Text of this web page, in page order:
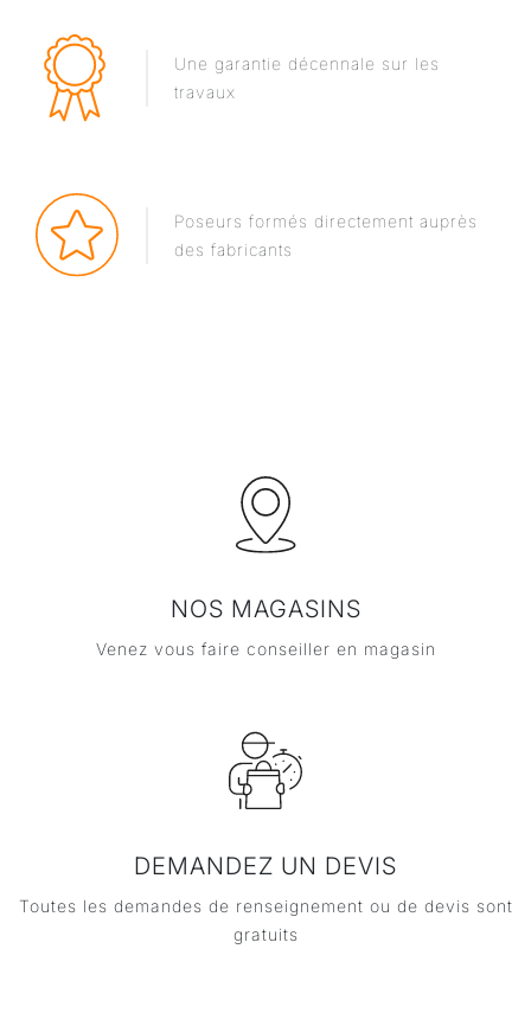
Poseurs formés directement auprès
des fabricants
Une garantie décennale sur les
travaux
NOS MAGASINS
Venez vous faire conseiller en magasin
DEMANDEZ UN DEVIS
Toutes les demandes de renseignement ou de devis sont
gratuits